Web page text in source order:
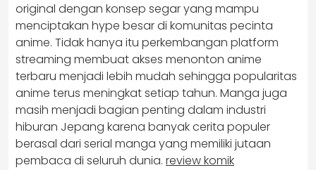
original dengan konsep segar yang mampu
menciptakan hype besar di komunitas pecinta
anime. Tidak hanya itu perkembangan platform
streaming membuat akses menonton anime
terbaru menjadi lebih mudah sehingga popularitas
anime terus meningkat setiap tahun. Manga juga
masih menjadi bagian penting dalam industri
hiburan Jepang karena banyak cerita populer
berasal dari serial manga yang memiliki jutaan
pembaca di seluruh dunia. review komik